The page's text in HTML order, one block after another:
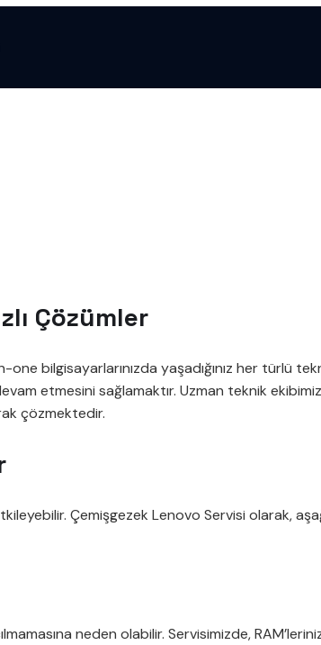
Çözümler
bilgisayarlarınızda yaşadığınız her türlü
etmesini sağlamaktır. Uzman teknik ekibimiz,
çözmektedir.
Çemişgezek Lenovo Servisi olarak,
neden olabilir. Servisimizde,